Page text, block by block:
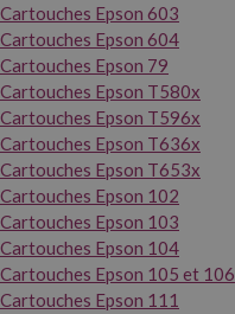
Cartouches Epson 603
Cartouches Epson 604
Cartouches Epson 79
Cartouches Epson T580x
Cartouches Epson T596x
Cartouches Epson T636x
Cartouches Epson T653x
Cartouches Epson 102
Cartouches Epson 103
Cartouches Epson 104
Cartouches Epson 105 et 106
Cartouches Epson 111